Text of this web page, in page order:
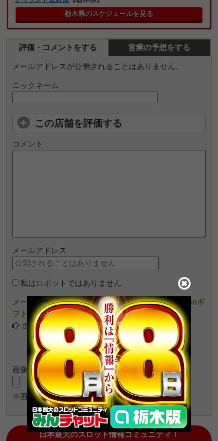
栃木県のスケジュールを見る
評価・コメントをする 営業の予想をする
メールアドレスが公開されることはありません。
ニックネーム
この店舗を評価する
コメント
メールアドレス
私はロボットではありません
メールアドレスを入力しポイントを貯めるとamazonギ
フト券がもらえます
ポイントの詳細についてはこちら
画像をアップロード
※画像長押しで一度に4枚まで投稿可能
日本最大のスロット情報コミュニティ！